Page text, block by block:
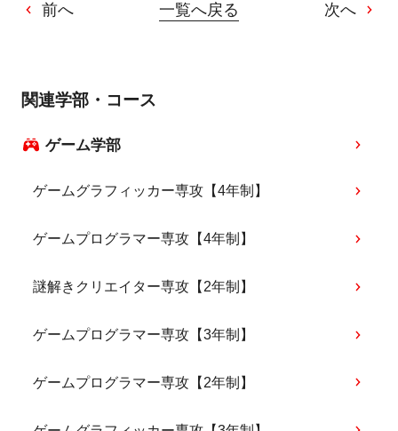
前へ 一覧へ戻る 次へ
関連学部・コース
ゲーム学部
ゲームグラフィッカー専攻【4年制】
ゲームプログラマー専攻【4年制】
謎解きクリエイター専攻【2年制】
ゲームプログラマー専攻【3年制】
ゲームプログラマー専攻【2年制】